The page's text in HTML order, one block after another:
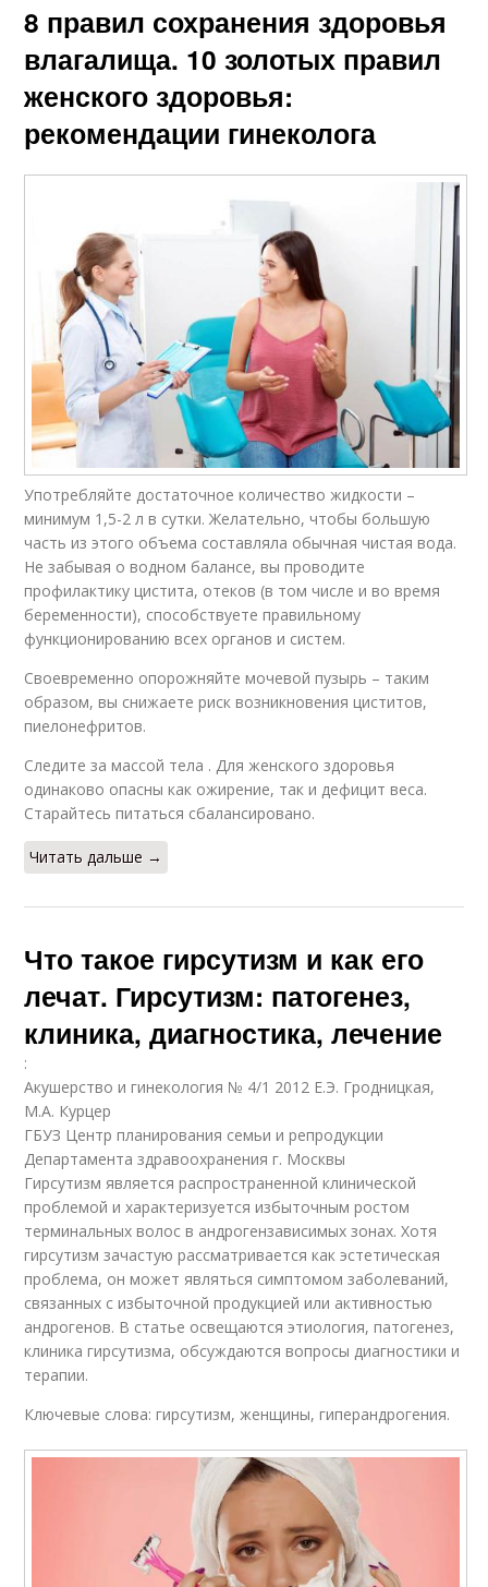
8 правил сохранения здоровья
влагалища. 10 золотых правил
женского здоровья:
рекомендации гинеколога
Употребляйте достаточное количество жидкости –
минимум 1,5-2 л в сутки. Желательно, чтобы большую
часть из этого объема составляла обычная чистая вода.
Не забывая о водном балансе, вы проводите
профилактику цистита, отеков (в том числе и во время
беременности), способствуете правильному
функционированию всех органов и систем.
Своевременно опорожняйте мочевой пузырь – таким
образом, вы снижаете риск возникновения циститов,
пиелонефритов.
Следите за массой тела . Для женского здоровья
одинаково опасны как ожирение, так и дефицит веса.
Старайтесь питаться сбалансировано.
Читать дальше →
Что такое гирсутизм и как его
лечат. Гирсутизм: патогенез,
клиника, диагностика, лечение
:
Акушерство и гинекология № 4/1 2012 Е.Э. Гродницкая,
М.А. Курцер
ГБУЗ Центр планирования семьи и репродукции
Департамента здравоохранения г. Москвы
Гирсутизм является распространенной клинической
проблемой и характеризуется избыточным ростом
терминальных волос в андрогензависимых зонах. Хотя
гирсутизм зачастую рассматривается как эстетическая
проблема, он может являться симптомом заболеваний,
связанных с избыточной продукцией или активностью
андрогенов. В статье освещаются этиология, патогенез,
клиника гирсутизма, обсуждаются вопросы диагностики и
терапии.
Ключевые слова: гирсутизм, женщины, гиперандрогения.